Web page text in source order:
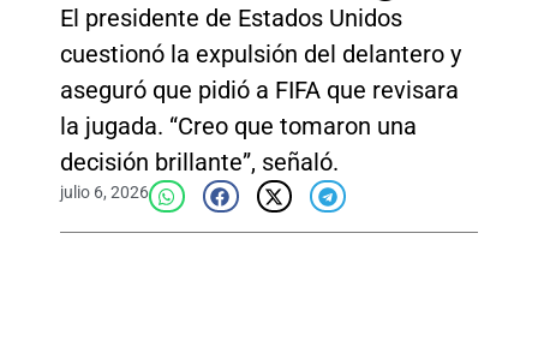
El presidente de Estados Unidos
cuestionó la expulsión del delantero y
aseguró que pidió a FIFA que revisara
la jugada. “Creo que tomaron una
decisión brillante”, señaló.
julio 6, 2026